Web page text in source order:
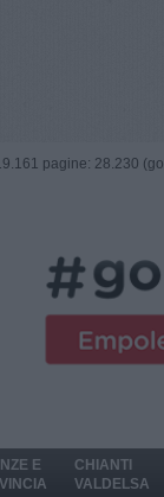
pagine: 28.230
E
CHIANTI
VALDELSA